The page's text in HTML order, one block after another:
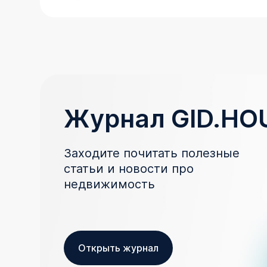
Журнал
Заходите почитать полезные
статьи и новости про
недвижимость
Открыть журнал